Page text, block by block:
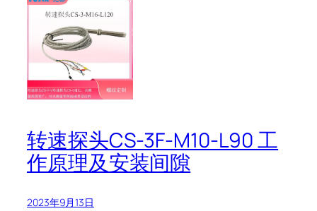
转速探头CS-3F-M10-L90 工
作原理及安装间隙
2023年9月13日